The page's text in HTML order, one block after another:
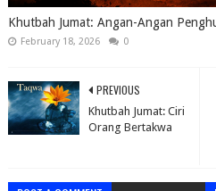
Khutbah Jumat: Angan-Angan
February 18, 2026 0
PREVIOUS
Khutbah Jumat: Ciri
Orang Bertakwa